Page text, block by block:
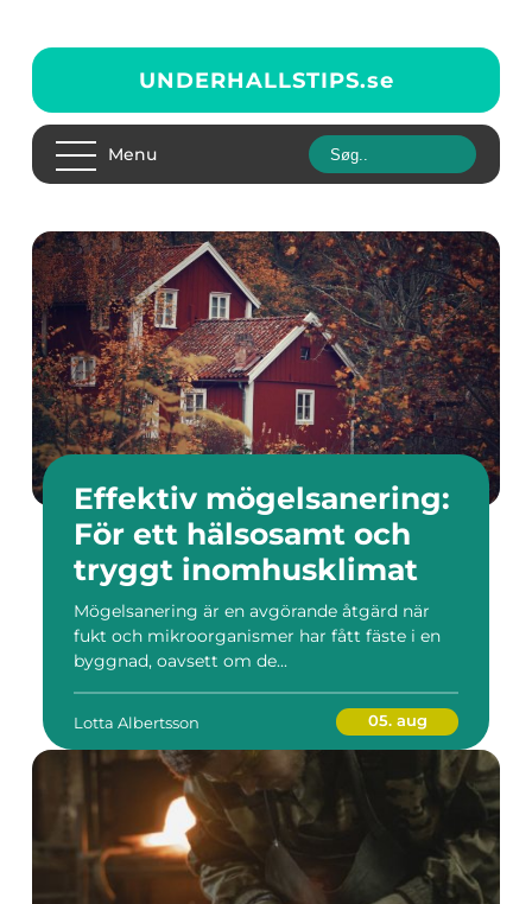
UNDERHALLSTIPS.se
Menu
Effektiv mögelsanering:
För ett hälsosamt och
tryggt inomhusklimat
Mögelsanering är en avgörande åtgärd när
fukt och mikroorganismer har fått fäste i en
byggnad, oavsett om de...
Lotta Albertsson 05. aug